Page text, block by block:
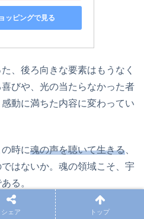
ッピングで見る
、後ろ向きな要素はもうなく
びや、光の当たらなかった者
動に満ちた内容に変わってい
時に魂の声を聴いて生きる
はないか。魂の領域こそ、宇
る。
りで、かつてアブダクション
シェア トップ